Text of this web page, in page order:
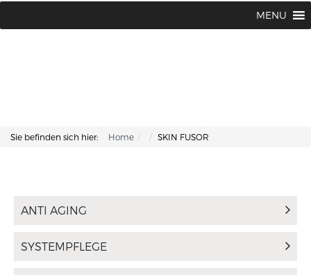
MENU
Sie befinden sich hier: Home SKIN FUSOR
ANTI AGING
SYSTEMPFLEGE